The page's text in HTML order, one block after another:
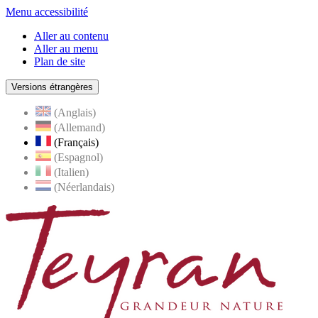
Menu accessibilité
Aller au contenu
Aller au menu
Plan de site
Versions étrangères
(Anglais)
(Allemand)
(Français)
(Espagnol)
(Italien)
(Néerlandais)